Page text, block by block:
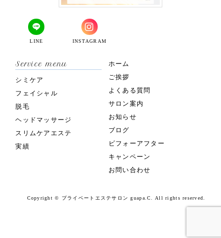
LINE INSTAGRAM
Service menu
シミケア
フェイシャル
脱毛
ヘッドマッサージ
スリムケアエステ
実績
ホーム
ご挨拶
よくある質問
サロン案内
お知らせ
ブログ
ビフォーアフター
キャンペーン
お問い合わせ
Copyright © プライベートエステサロン guapa.C. All rights reserved.